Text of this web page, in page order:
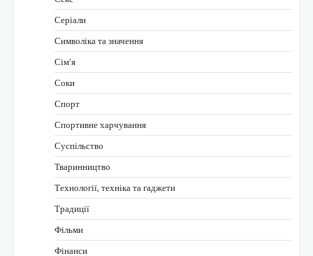
Серіали
Символіка та значення
Сім’я
Соки
Спорт
Спортивне харчування
Суспільство
Тваринництво
Технології, техніка та гаджети
Традиції
Фільми
Фінанси